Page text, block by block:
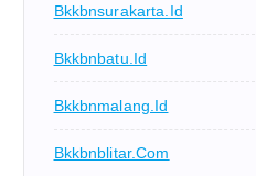
Bkkbnsurakarta.id
Bkkbnbatu.id
Bkkbnmalang.id
Bkkbnblitar.com